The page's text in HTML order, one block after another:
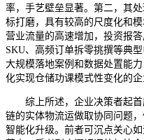
率，手艺壁垒显著。第二，其
标打磨，具有较高的尺度化和
营业流量的高速增加，投资报
SKU、高频订单拆零挑撰等典
大规模落地案例和数据处置能
化实现仓储功课模式性变化的企
综上所述，企业决策者起首
链的实体物流运做取协同问题
智能化升级。前者可沉点关心